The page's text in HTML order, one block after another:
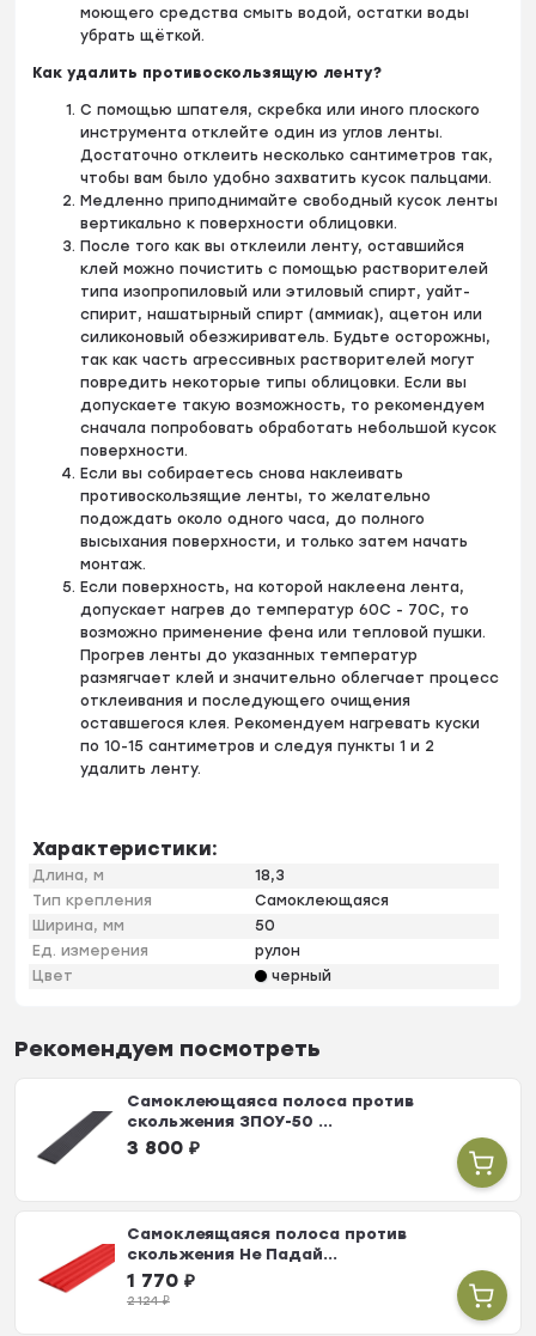
моющего средства смыть водой, остатки воды
убрать щёткой.
Как удалить противоскользящую ленту?
С помощью шпателя, скребка или иного плоского
инструмента отклейте один из углов ленты.
Достаточно отклеить несколько сантиметров так,
чтобы вам было удобно захватить кусок пальцами.
Медленно приподнимайте свободный кусок ленты
вертикально к поверхности облицовки.
После того как вы отклеили ленту, оставшийся
клей можно почистить с помощью растворителей
типа изопропиловый или этиловый спирт, уайт-
спирит, нашатырный спирт (аммиак), ацетон или
силиконовый обезжириватель. Будьте осторожны,
так как часть агрессивных растворителей могут
повредить некоторые типы облицовки. Если вы
допускаете такую возможность, то рекомендуем
сначала попробовать обработать небольшой кусок
поверхности.
Если вы собираетесь снова наклеивать
противоскользящие ленты, то желательно
подождать около одного часа, до полного
высыхания поверхности, и только затем начать
монтаж.
Если поверхность, на которой наклеена лента,
допускает нагрев до температур 60С - 70С, то
возможно применение фена или тепловой пушки.
Прогрев ленты до указанных температур
размягчает клей и значительно облегчает процесс
отклеивания и последующего очищения
оставшегося клея. Рекомендуем нагревать куски
по 10-15 сантиметров и следуя пункты 1 и 2
удалить ленту.
Характеристики:
Длина, м
18,3
Тип крепления
Самоклеющаяся
Ширина, мм
50
Ед. измерения
рулон
Цвет
черный
Рекомендуем посмотреть
Самоклеющаяса полоса против
скольжения ЗПОУ-50 ...
3 800 ₽
Самоклеящаяся полоса против
скольжения Не Падай...
1 770 ₽
2 124₽